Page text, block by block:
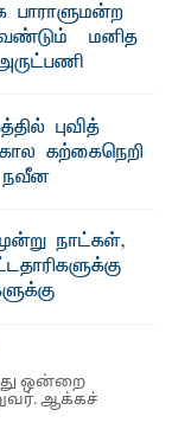
பாராளுமன்ற
– மனித
அரசுசாரா
...
புவித்
கற்கைநெறி
நவீன
கலாசார
நாட்கள்,
விழா ...
ஒன்றை
ஆக்கச்